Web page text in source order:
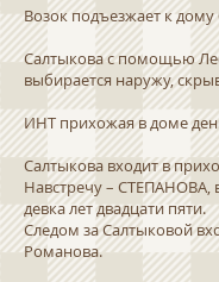
Возок подъезжает к
Салтыкова с помощью
выбирается наружу,
ИНТ прихожая в доме
Салтыкова входит в
Навстречу – СТЕПАНОВА,
девка лет двадцати пяти.
Следом за Салтыковой
Романова.